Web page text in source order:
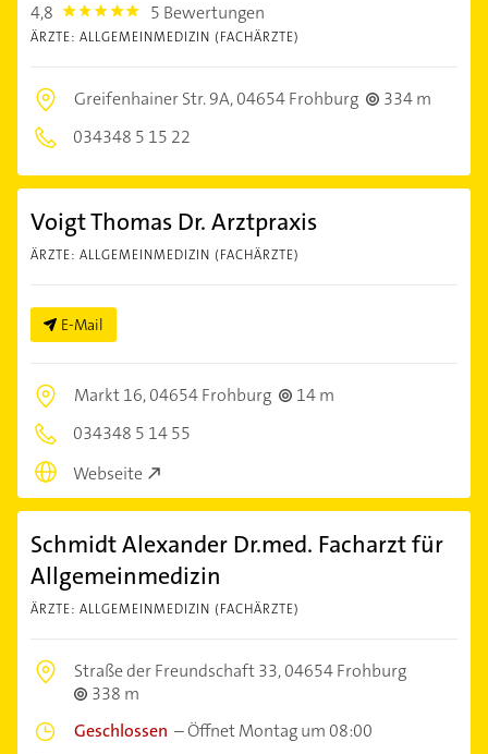
4,8 4.8 5 Bewertungen
ÄRZTE: ALLGEMEINMEDIZIN (FACHÄRZTE)
Greifenhainer Str. 9A,04654 Frohburg
334 m
034348 5 15 22
Voigt Thomas Dr. Arztpraxis
ÄRZTE: ALLGEMEINMEDIZIN (FACHÄRZTE)
E-Mail
Markt 16,04654 Frohburg
14 m
034348 5 14 55
Webseite
Schmidt Alexander Dr.med. Facharzt für
Allgemeinmedizin
ÄRZTE: ALLGEMEINMEDIZIN (FACHÄRZTE)
Straße der Freundschaft 33,04654 Frohburg
338 m
Geschlossen –Öffnet Montag um 08:00